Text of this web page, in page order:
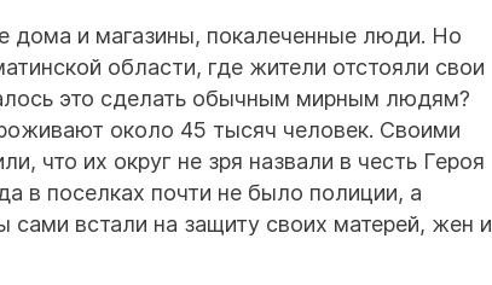
дома и магазины, покалеченные люди. Но
области, где жители отстояли свои
это сделать обычным мирным людям?
около 45 тысяч человек. Своими
что их округ не зря назвали в честь Героя
в поселках почти не было полиции, а
сами встали на защиту своих матерей, жен и